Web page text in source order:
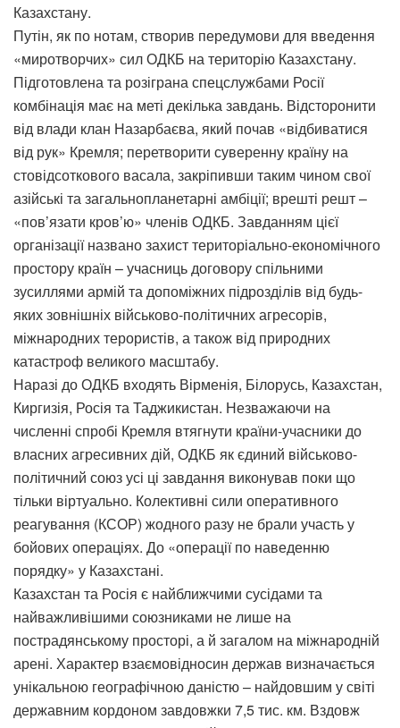
Казахстану.
Путін, як по нотам, створив передумови для введення
«миротворчих» сил ОДКБ на територію Казахстану.
Підготовлена та розіграна спецслужбами Росії
комбінація має на меті декілька завдань. Відсторонити
від влади клан Назарбаєва, який почав «відбиватися
від рук» Кремля; перетворити суверенну країну на
стовідсоткового васала, закріпивши таким чином свої
азійські та загальнопланетарні амбіції; врешті решт –
«пов’язати кров’ю» членів ОДКБ. Завданням цієї
організації названо захист територіально-економічного
простору країн – учасниць договору спільними
зусиллями армій та допоміжних підрозділів від будь-
яких зовнішніх військово-політичних агресорів,
міжнародних терористів, а також від природних
катастроф великого масштабу.
Наразі до ОДКБ входять Вірменія, Білорусь, Казахстан,
Киргизія, Росія та Таджикистан. Незважаючи на
численні спробі Кремля втягнути країни-учасники до
власних агресивних дій, ОДКБ як єдиний військово-
політичний союз усі ці завдання виконував поки що
тільки віртуально. Колективні сили оперативного
реагування (КСОР) жодного разу не брали участь у
бойових операціях. До «операції по наведенню
порядку» у Казахстані.
Казахстан та Росія є найближчими сусідами та
найважливішими союзниками не лише на
пострадянському просторі, а й загалом на міжнародній
арені. Характер взаємовідносин держав визначається
унікальною географічною даністю – найдовшим у світі
державним кордоном завдовжки 7,5 тис. км. Вздовж